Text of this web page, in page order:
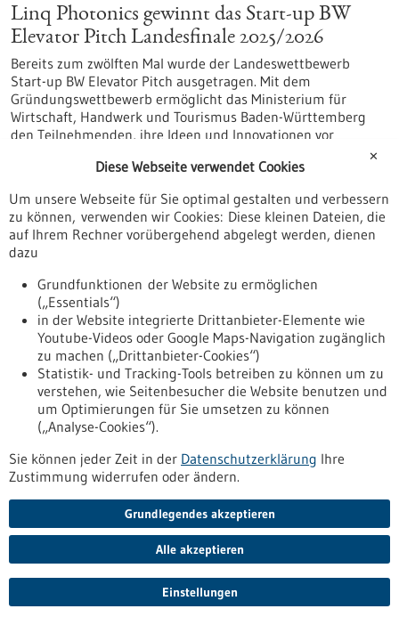
Linq Photonics gewinnt das Start-up BW
Elevator Pitch Landesfinale 2025/2026
Bereits zum zwölften Mal wurde der Landeswettbewerb
Start-up BW Elevator Pitch ausgetragen. Mit dem
Gründungswettbewerb ermöglicht das Ministerium für
Wirtschaft, Handwerk und Tourismus Baden-Württemberg
den Teilnehmenden, ihre Ideen und Innovationen vor
https://www.gesundheitsindustrie-
elevator-pitch-landesfinale-20252026
Förderung von Transferhubs im Rahmen des
Programms „Transferinitiative F.A.S.T. –
Forschung, Ausgründungen, Skalierung,
Transfer“
Förderprogramm, Förderung durch:BMFTR,
Einreichungsfrist: 31.08.2026
https://www.gesundheitsindustrie-
von-transferhubs-im-rahmen-des-programms-
transferinitiative-fst-forschung-ausgruendungen-skalierung-
tr
Förderung von Transferhubs im Rahmen des
Programms „Transferinitiative F.A.S.T. –
✕
Diese Webseite verwendet Cookies
Um unsere Webseite für Sie optimal gestalten und verbessern
zu können, verwenden wir Cookies: Diese kleinen Dateien, die
auf Ihrem Rechner vorübergehend abgelegt werden, dienen
dazu
Grundfunktionen der Website zu ermöglichen
(„Essentials“)
in der Website integrierte Drittanbieter-Elemente wie
Youtube-Videos oder Google Maps-Navigation zugänglich
zu machen („Drittanbieter-Cookies“)
Statistik- und Tracking-Tools betreiben zu können um zu
verstehen, wie Seitenbesucher die Website benutzen und
um Optimierungen für Sie umsetzen zu können
(„Analyse-Cookies“).
Sie können jeder Zeit in der Datenschutzerklärung Ihre
Zustimmung widerrufen oder ändern.
Grundlegendes akzeptieren
Alle akzeptieren
Einstellungen